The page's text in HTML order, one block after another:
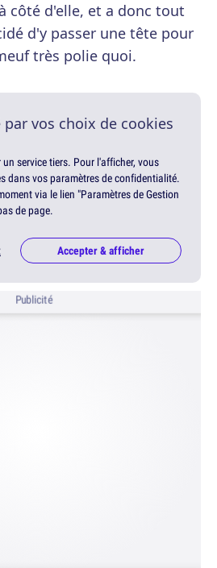
côté d'elle, et a donc tout
d'y passer une tête pour
très polie quoi.
vos choix de cookies
service tiers. Pour l'afficher, vous
dans vos paramètres de confidentialité.
via le lien "Paramètres de Gestion
de page.
Accepter & afficher
Publicité